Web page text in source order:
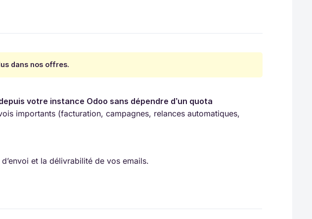
dans nos offres.
votre instance Odoo sans dépendre d’un quota
importants (facturation, campagnes, relances automatiques,
et la délivrabilité de vos emails.